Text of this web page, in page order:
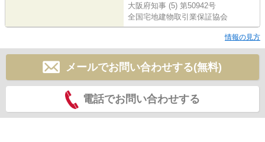
大阪府知事 (5) 第50942号
全国宅地建物取引業保証協会
情報の見方
メールでお問い合わせする(無料)
電話でお問い合わせする